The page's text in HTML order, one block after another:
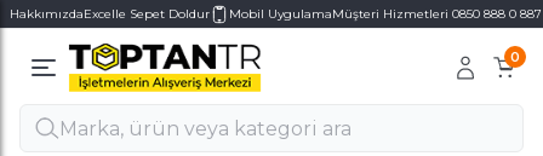
HakkımızdaExcelle Sepet Doldur Mobil UygulamaMüşteri Hizmetleri 0850 888 0 887
0
Alt Kategoriler
Alt Kategoriler